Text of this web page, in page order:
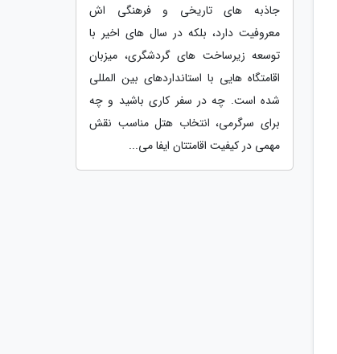
جاذبه های تاریخی و فرهنگی اش
معروفیت دارد، بلکه در سال های اخیر با
توسعه زیرساخت های گردشگری، میزبان
اقامتگاه هایی با استانداردهای بین المللی
شده است. چه در سفر کاری باشید و چه
برای سرگرمی، انتخاب هتل مناسب نقش
مهمی در کیفیت اقامتتان ایفا می...